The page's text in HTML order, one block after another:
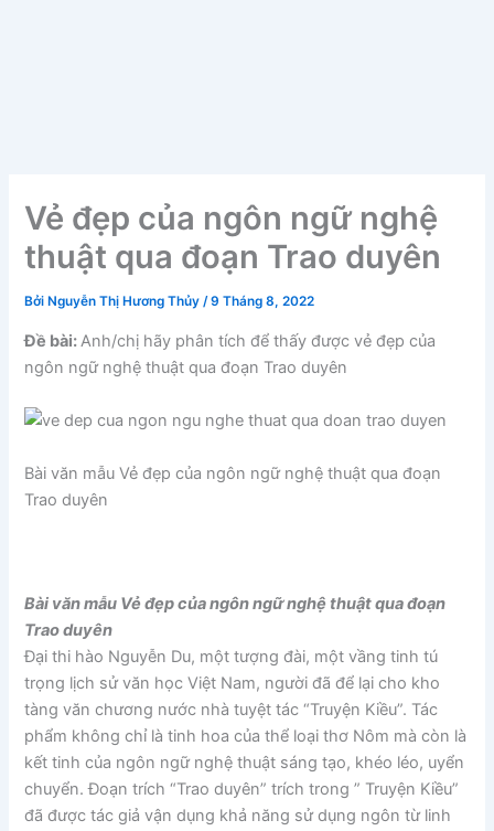
Vẻ đẹp của ngôn ngữ nghệ
thuật qua đoạn Trao duyên
Bởi Nguyễn Thị Hương Thủy/9 Tháng 8, 2022
Đề bài:Anh/chị hãy phân tích để thấy được vẻ đẹp của
ngôn ngữ nghệ thuật qua đoạn Trao duyên
Bài văn mẫu Vẻ đẹp của ngôn ngữ nghệ thuật qua đoạn
Trao duyên
Bài văn mẫu Vẻ đẹp của ngôn ngữ nghệ thuật qua đoạn
Trao duyên
Đại thi hào Nguyễn Du, một tượng đài, một vầng tinh tú
trọng lịch sử văn học Việt Nam, người đã để lại cho kho
tàng văn chương nước nhà tuyệt tác “Truyện Kiều”. Tác
phẩm không chỉ là tinh hoa của thể loại thơ Nôm mà còn là
kết tinh của ngôn ngữ nghệ thuật sáng tạo, khéo léo, uyển
chuyển. Đoạn trích “Trao duyên” trích trong ” Truyện Kiều”
đã được tác giả vận dụng khả năng sử dụng ngôn từ linh